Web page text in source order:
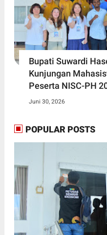
Bupati Suwardi
Kunjungan
Peserta NISC-PH
Juni 30, 2026
POPULAR POSTS